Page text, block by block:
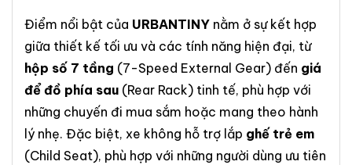
Điểm nổi bật của URBANTINY nằm ở sự kết hợp
giữa thiết kế tối ưu và các tính năng hiện đại, từ
hộp số 7 tầng (7-Speed External Gear) đến giá
để đồ phía sau (Rear Rack) tinh tế, phù hợp với
những chuyến đi mua sắm hoặc mang theo hành
lý nhẹ. Đặc biệt, xe không hỗ trợ lắp ghế trẻ em
(Child Seat), phù hợp với những người dùng ưu tiên